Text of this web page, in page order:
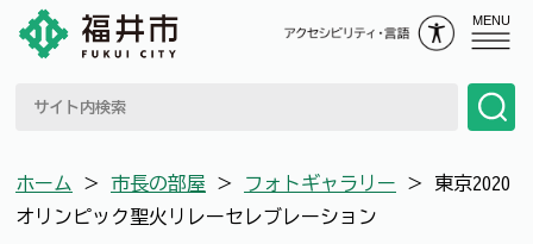
MENU
ホーム ＞ 市長の部屋 ＞ フォトギャラリー ＞ 東京2020
オリンピック聖火リレーセレブレーション